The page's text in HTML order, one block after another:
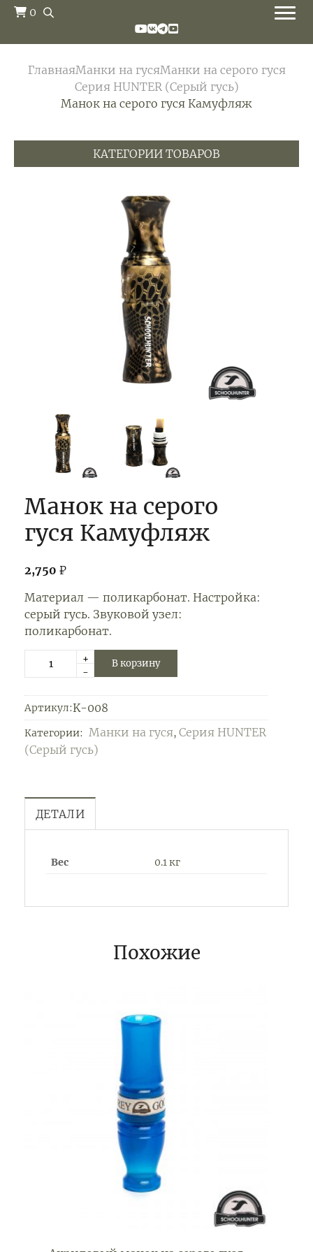
0
ГлавнаяМанки на гусяМанки на серого гуся
Серия HUNTER (Серый гусь)
Манок на серого гуся Камуфляж
КАТЕГОРИИ ТОВАРОВ
Манок на серого
гуся Камуфляж
2,750 ₽
Материал — поликарбонат. Настройка:
серый гусь. Звуковой узел:
поликарбонат.
+
-
В корзину
Артикул:K-008
Категории: Манки на гуся, Серия HUNTER
(Серый гусь)
ДЕТАЛИ
Вес 0.1 кг
Похожие